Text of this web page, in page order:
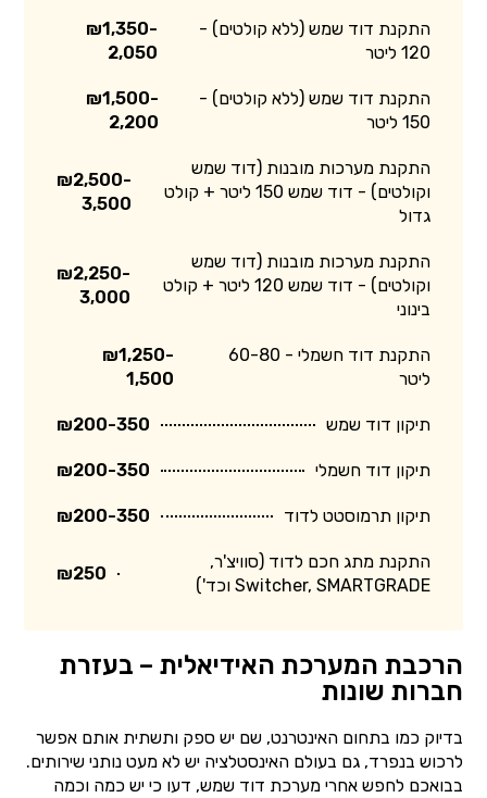
התקנת דוד שמש (ללא קולטים) -
120 ליטר
₪1,350-
2,050
התקנת דוד שמש (ללא קולטים) -
150 ליטר
₪1,500-
2,200
התקנת מערכות מובנות (דוד שמש
וקולטים) - דוד שמש 150 ליטר + קולט
גדול
₪2,500-
3,500
התקנת מערכות מובנות (דוד שמש
וקולטים) - דוד שמש 120 ליטר + קולט
בינוני
₪2,250-
3,000
התקנת דוד חשמלי - 60-80
ליטר
₪1,250-
1,500
תיקון דוד שמש ₪200-350
תיקון דוד חשמלי ₪200-350
תיקון תרמוסטט לדוד ₪200-350
התקנת מתג חכם לדוד (סוויצ'ר,
Switcher, SMARTGRADE וכד')
₪250
הרכבת המערכת האידיאלית – בעזרת
חברות שונות
בדיוק כמו בתחום האינטרנט, שם יש ספק ותשתית אותם אפשר
לרכוש בנפרד, גם בעולם האינסטלציה יש לא מעט נותני שירותים.
בבואכם לחפש אחרי מערכת דוד שמש, דעו כי יש כמה וכמה